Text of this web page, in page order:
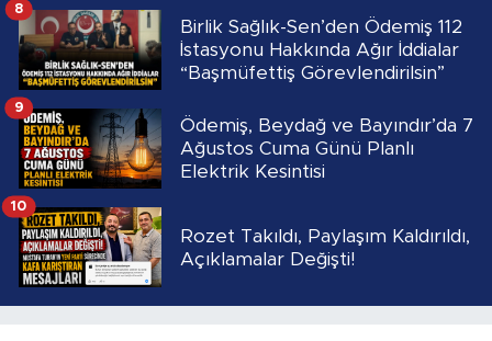
Birlik Sağlık-Sen’den Ödemiş 112
İstasyonu Hakkında Ağır İddialar
“Başmüfettiş Görevlendirilsin”
8
Ödemiş, Beydağ ve Bayındır’da 7
Ağustos Cuma Günü Planlı
Elektrik Kesintisi
9
Rozet Takıldı, Paylaşım Kaldırıldı,
Açıklamalar Değişti!
10